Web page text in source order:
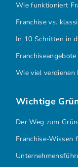
Wie funktioniert
Franchise vs.
In 10 Schritten in
Wie viel verdienen
Wichtige
Der Weg zum
Franchise-Wissen